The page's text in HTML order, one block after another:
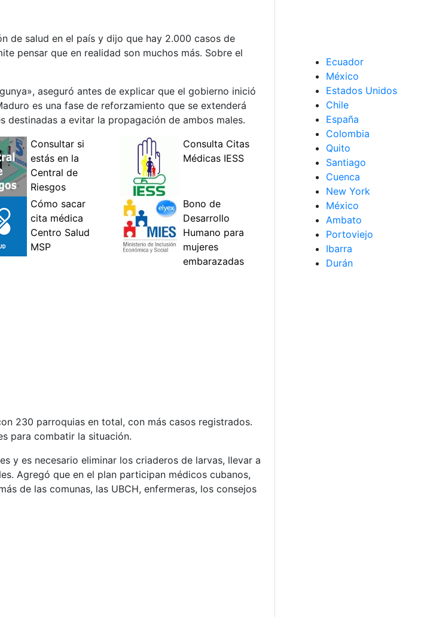
de salud en el país y dijo que hay 2.000 casos de
pensar que en realidad son muchos más. Sobre el
aseguró antes de explicar que el gobierno inició
es una fase de reforzamiento que se extenderá
destinadas a evitar la propagación de ambos males.
230 parroquias en total, con más casos registrados.
para combatir la situación.
y es necesario eliminar los criaderos de larvas, llevar a
Agregó que en el plan participan médicos cubanos,
de las comunas, las UBCH, enfermeras, los consejos
Ecuador
México
Estados Unidos
Chile
España
Colombia
Quito
Santiago
Cuenca
New York
México
Ambato
Portoviejo
Ibarra
Durán